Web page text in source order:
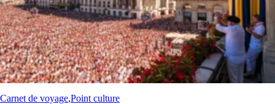
Carnet de voyage,Point culture